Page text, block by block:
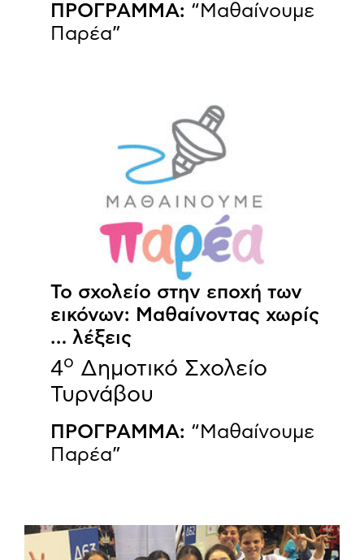
ΠΡΟΓΡΑΜΜΑ: “Μαθαίνουμε
Παρέα”
Το σχολείο στην εποχή των
εικόνων: Μαθαίνοντας χωρίς
… λέξεις
4ο Δημοτικό Σχολείο
Τυρνάβου
ΠΡΟΓΡΑΜΜΑ: “Μαθαίνουμε
Παρέα”